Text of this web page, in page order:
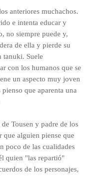
anteriores muchachos.
e intenta educar y
no siempre puede y,
de ella y pierde su
tanuki. Suele
con los humanos que se
un aspecto muy joven
que aparenta una
Tousen y padre de los
que alguien piense que
poco de las cualidades
quien "las repartió"
de los personajes,